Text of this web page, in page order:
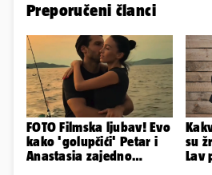
Preporučeni članci
FOTO Filmska ljubav! Evo
kako 'golupčići' Petar i
Anastasia zajedno
su
Lav